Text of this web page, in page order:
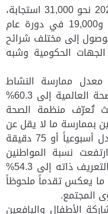
وبلغ عدد الاستجابات في دورة عام 2025 نحو 31,000 استجابة،
مقابل 21,000 في دورة عام 2024، و19,000 في دورة عام
إلى مختلف شرائح
الحكومية وشبه
معدل ممارسة النشاط
البدني العام وفق تعريف منظمة الصحة العالمية إلى 60.3%
في عام 2024، حيث تُعرّف منظمة الصحة
بممارسة ما لا يقل عن
150 دقيقة من النشاط البدني المعتدل أسبوعياً أو 75 دقيقة
نسبة المواطنين
الذين يمارسون النشاط البدني وفق التعريف ذاته إلى 54.3%
وهو ما يعكس تقدماً ملحوظاً
المجتمع.
الأطفال واليافعين